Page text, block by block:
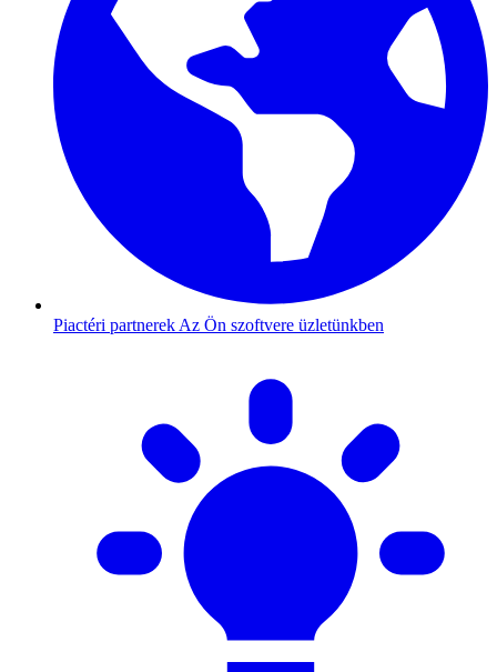
Piactéri partnerek Az Ön szoftvere üzletünkben